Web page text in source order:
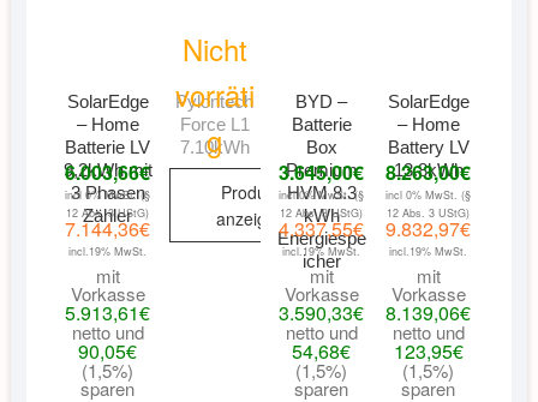
SolarEdge
– Home
Batterie LV
9,2kWh mit
3 Phasen
Zähler
6.003,66€
incl 0% MwSt. (§
12 Abs. 3 UStG)
7.144,36€
incl.19% MwSt.
mit
Vorkasse
5.913,61€
netto und
90,05€
(1,5%)
sparen
Pylontech
Force L1
7.10kWh
Produkt
anzeigen
Nicht
vorräti
g
BYD –
Batterie
Box
Premium
HVM 8.3
kWh
Energiespe
icher
3.645,00€
incl 0% MwSt. (§
12 Abs. 3 UStG)
4.337,55€
incl.19% MwSt.
mit
Vorkasse
3.590,33€
netto und
54,68€
(1,5%)
sparen
SolarEdge
– Home
Battery LV
13.8kWh
8.263,00€
incl 0% MwSt. (§
12 Abs. 3 UStG)
9.832,97€
incl.19% MwSt.
mit
Vorkasse
8.139,06€
netto und
123,95€
(1,5%)
sparen